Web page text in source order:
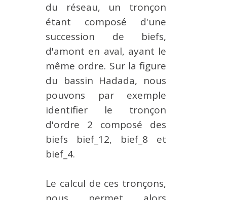
du réseau, un tronçon
étant composé d'une
succession de biefs,
d'amont en aval, ayant le
même ordre. Sur la figure
du bassin Hadada, nous
pouvons par exemple
identifier le tronçon
d'ordre 2 composé des
biefs bief_12, bief_8 et
bief_4.
Le calcul de ces tronçons,